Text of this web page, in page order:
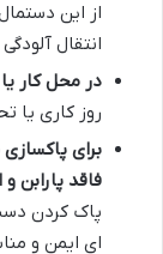
از این
انتقال
در محل کار
روز کاری یا
برای
فاقد پارابن و
پاک کردن
ای ایمن و